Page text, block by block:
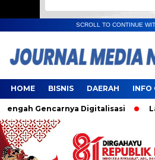
SCROLL TO CONTINUE
HOME BISNIS DAERAH INFO
Gencarnya Digitalisasi